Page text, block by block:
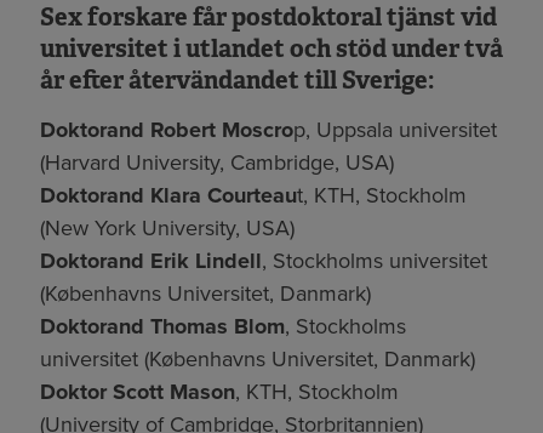
Sex forskare får postdoktoral tjänst vid
universitet i utlandet och stöd under två
år efter återvändandet till Sverige:
Doktorand Robert Moscrop, Uppsala universitet
(Harvard University, Cambridge, USA)
Doktorand Klara Courteaut, KTH, Stockholm
(New York University, USA)
Doktorand Erik Lindell, Stockholms universitet
(Københavns Universitet, Danmark)
Doktorand Thomas Blom, Stockholms
universitet (Københavns Universitet, Danmark)
Doktor Scott Mason, KTH, Stockholm
(University of Cambridge, Storbritannien)